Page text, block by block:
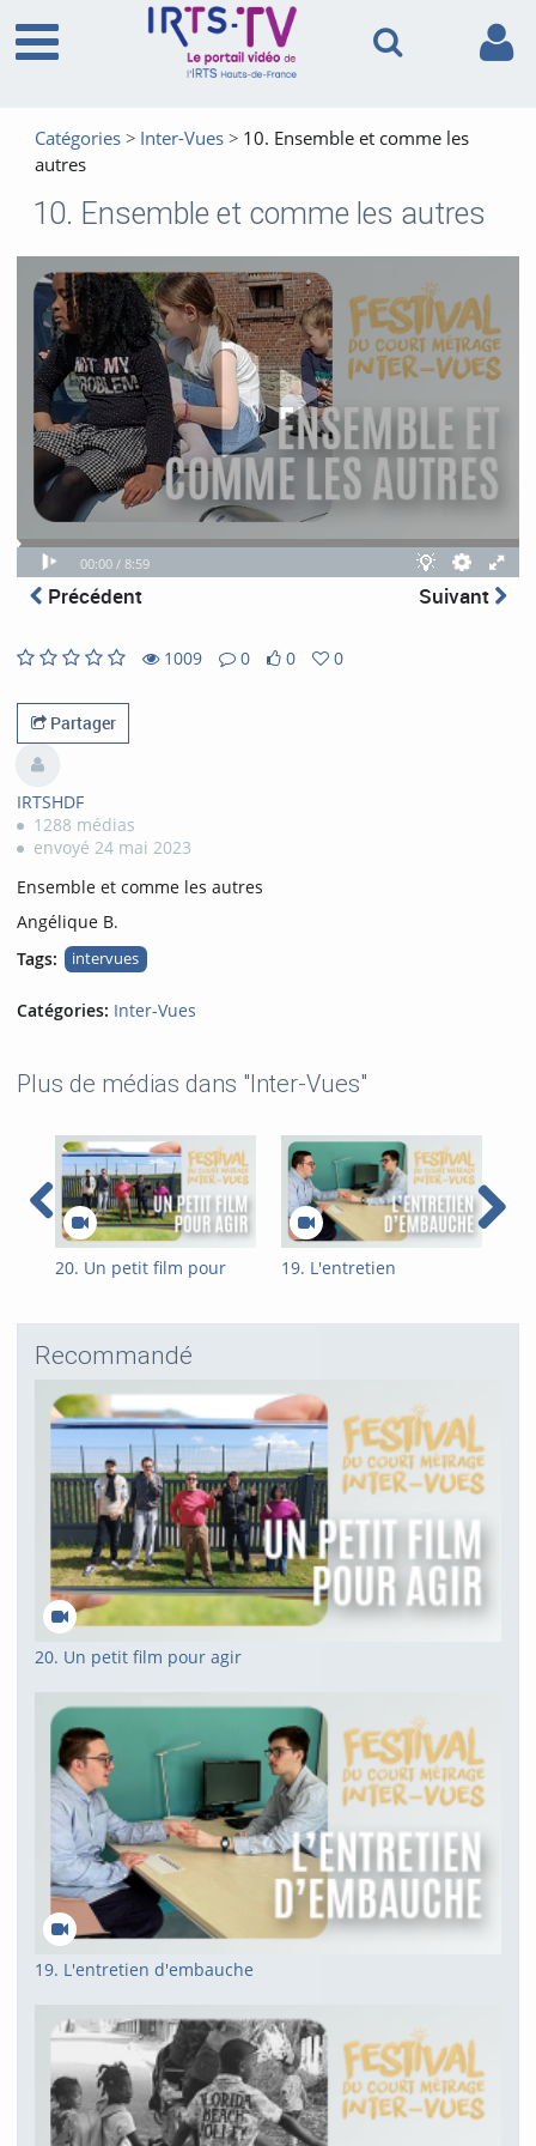
Catégories Inter-Vues
10. Ensemble et comme les
autres
10. Ensemble et comme les autres
Video
progress
Play
Play
playing
00:00 /
total
8:59
Theatre
mode
Theatre
mode
Fullscreen
Quality
selector
Précédent Suivant
1009
views
0
comments
0
likes
0
favorites
Partager
IRTSHDF
1288 médias
envoyé 24 mai 2023
Ensemble et comme les autres
Angélique B.
Tags:
intervues
Catégories: Inter-Vues
Plus de médias dans "Inter-Vues"
20. Un petit film pour
19. L'entretien
Recommandé
20. Un petit film pour agir
19. L'entretien d'embauche